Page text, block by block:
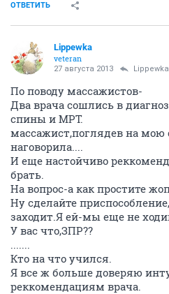
ОТВЕТИТЬ
Lippewka
veteran
27 августа 2013 Lippewka
По поводу массажистов-
Два врача сошлись в
спины и МРТ.
массажист,поглядев на мою
наговорила....
И еще настойчиво
брать.
На вопрос-а как простите
Ну сделайте
заходит.Я ей-мы еще не
У вас что,ЗПР??
.......
Кто на что учился.
Я все ж больше доверяю
реккомендациям врача.